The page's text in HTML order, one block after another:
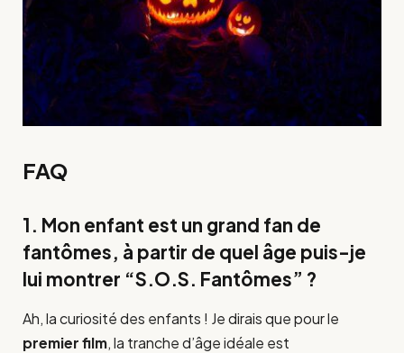
FAQ
1. Mon enfant est un grand fan de
fantômes, à partir de quel âge puis-je
lui montrer “S.O.S. Fantômes” ?
Ah, la curiosité des enfants ! Je dirais que pour le
premier film, la tranche d’âge idéale est